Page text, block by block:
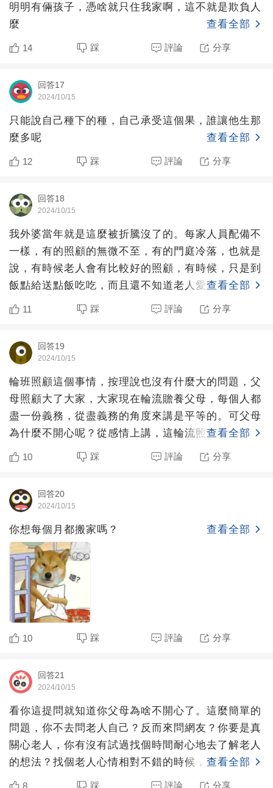
明明有倆孩子，憑啥就只住我家啊，這不就是欺負人
麼
查看全部
14 踩 評論 分享
回答17
2024/10/15
只能說自己種下的種，自己承受這個果，誰讓他生那
麼多呢
查看全部
12 踩 評論 分享
回答18
2024/10/15
我外婆當年就是這麼被折騰沒了的。每家人員配備不
一樣，有的照顧的無微不至，有的門庭冷落，也就是
說，有時候老人會有比較好的照顧，有時候，只是到
飯點給送點飯吃吃，而且還不知道老人愛吃啥，遇到
體貼的，還會問問
查看全部
11 踩 評論 分享
回答19
2024/10/15
輪班照顧這個事情，按理說也沒有什麼大的問題，父
母照顧大了大家，大家現在輪流贍養父母，每個人都
盡一份義務，從盡義務的角度來講是平等的。可父母
為什麼不開心呢？從感情上講，這輪流照顧說明子女
是一種迫不得已的
查看全部
10 踩 評論 分享
回答20
2024/10/15
你想每個月都搬家嗎？ 查看全部
10 踩 評論 分享
回答21
2024/10/15
看你這提問就知道你父母為啥不開心了。這麼簡單的
問題，你不去問老人自己？反而來問網友？你要是真
關心老人，你有沒有試過找個時間耐心地去了解老人
的想法？找個老人心情相對不錯的時候，拉著老人坐
下來，給老人泡壺
查看全部
8 踩 評論 分享